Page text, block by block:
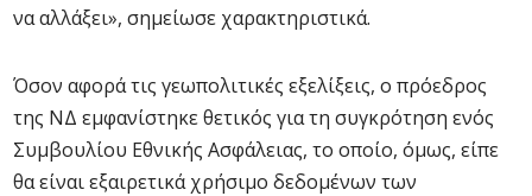
να αλλάξει», σημείωσε χαρακτηριστικά.
Όσον αφορά τις γεωπολιτικές εξελίξεις, ο πρόεδρος
της ΝΔ εμφανίστηκε θετικός για τη συγκρότηση ενός
Συμβουλίου Εθνικής Ασφάλειας, το οποίο, όμως, είπε
θα είναι εξαιρετικά χρήσιμο δεδομένων των